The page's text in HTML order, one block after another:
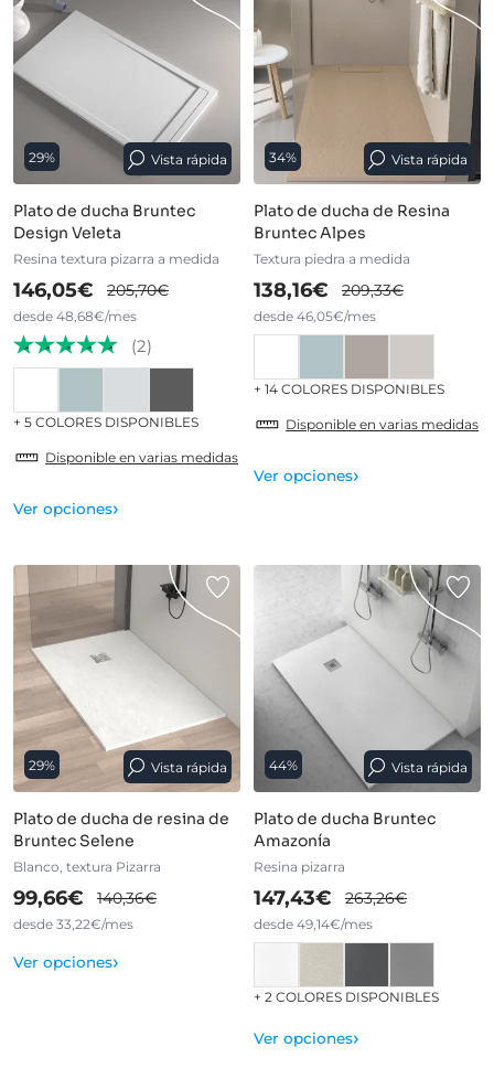
29% Vista rápida
Plato de ducha Bruntec
Design Veleta
Resina textura pizarra a medida
146,05€ 205,70€
desde 48,68€/mes
(2)
+ 5 COLORES DISPONIBLES
Disponible en varias medidas
Ver opciones›
34% Vista rápida
Plato de ducha de Resina
Bruntec Alpes
Textura piedra a medida
138,16€ 209,33€
desde 46,05€/mes
+ 14 COLORES DISPONIBLES
Disponible en varias medidas
Ver opciones›
29% Vista rápida
Plato de ducha de resina de
Bruntec Selene
Blanco, textura Pizarra
99,66€ 140,36€
desde 33,22€/mes
Ver opciones›
44% Vista rápida
Plato de ducha Bruntec
Amazonía
Resina pizarra
147,43€ 263,26€
desde 49,14€/mes
+ 2 COLORES DISPONIBLES
Ver opciones›